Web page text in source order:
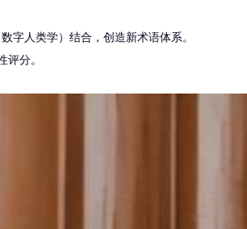
字人类学）结合，创造新术语体系。
分。